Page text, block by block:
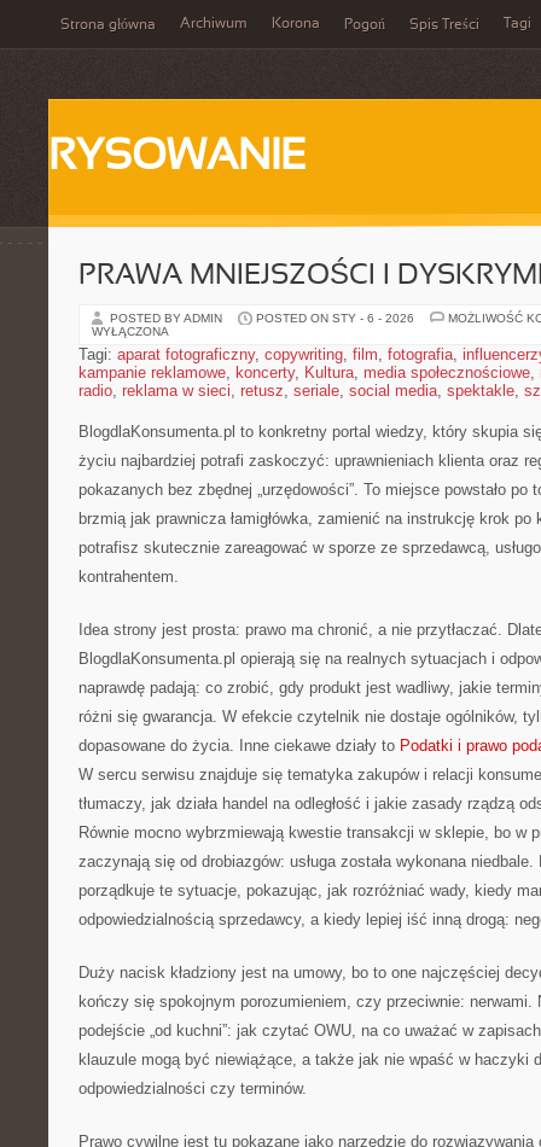
Strona główna Archiwum Korona Pogoń Spis Treści Tagi
RYSOWANIE
PRAWA MNIEJSZOŚCI I
POSTED BY ADMIN POSTED ON STY - 6 - 2026
MOŻLIWOŚĆ
WYŁĄCZONA
Tagi: aparat fotograficzny, copywriting, film, fotografia,
kampanie reklamowe, koncerty, Kultura, media społecznościowe,
radio, reklama w sieci, retusz, seriale, social media, spektakle,
BlogdlaKonsumenta.pl to konkretny portal wiedzy, który skupia
życiu najbardziej potrafi zaskoczyć: uprawnieniach klienta oraz
pokazanych bez zbędnej „urzędowości”. To miejsce powstało
brzmią jak prawnicza łamigłówka, zamienić na instrukcję krok
potrafisz skutecznie zareagować w sporze ze sprzedawcą,
kontrahentem.
Idea strony jest prosta: prawo ma chronić, a nie przytłaczać.
BlogdlaKonsumenta.pl opierają się na realnych sytuacjach i
naprawdę padają: co zrobić, gdy produkt jest wadliwy, jakie
różni się gwarancja. W efekcie czytelnik nie dostaje ogólników,
dopasowane do życia. Inne ciekawe działy to Podatki i prawo
W sercu serwisu znajduje się tematyka zakupów i relacji
tłumaczy, jak działa handel na odległość i jakie zasady rządzą
Równie mocno wybrzmiewają kwestie transakcji w sklepie, bo w
zaczynają się od drobiazgów: usługa została wykonana
porządkuje te sytuacje, pokazując, jak rozróżniać wady, kiedy
odpowiedzialnością sprzedawcy, a kiedy lepiej iść inną drogą:
Duży nacisk kładziony jest na umowy, bo to one najczęściej
kończy się spokojnym porozumieniem, czy przeciwnie: nerwami.
podejście „od kuchni”: jak czytać OWU, na co uważać w
klauzule mogą być niewiążące, a także jak nie wpaść w haczyki
odpowiedzialności czy terminów.
Prawo cywilne jest tu pokazane jako narzędzie do